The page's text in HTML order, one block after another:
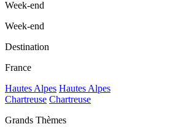
Week-end
Week-end
Destination
France
Hautes Alpes Hautes Alpes
Chartreuse Chartreuse
Grands Thèmes